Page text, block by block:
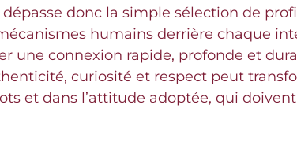
donc la simple sélection de
humains derrière chaque
une connexion rapide, profonde et
curiosité et respect peut
et dans l’attitude adoptée, qui